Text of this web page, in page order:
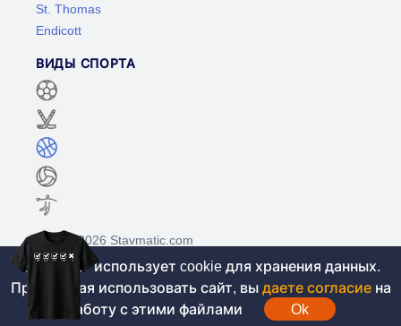
St. Thomas
Endicott
ВИДЫ СПОРТА
©2017-2026 Stavmatic.com
Для лиц старше 18 лет. На сайте не
проводятся игры на денежные средства, вся
Этот сайт использует cookie для хранения данных.
Продолжая использовать сайт, вы даете согласие на
работу с этими файлами
Ok